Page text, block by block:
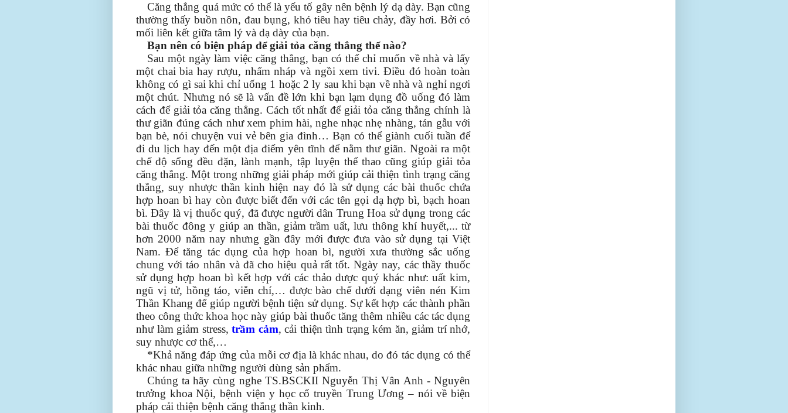
Căng thẳng quá mức có thể là yếu tố gây nên bệnh lý dạ dày. Bạn cũng
thường thấy buồn nôn, đau bụng, khó tiêu hay tiêu chảy, đầy hơi. Bởi có
mối liên kết giữa tâm lý và dạ dày của bạn.
Bạn nên có biện pháp để giải tỏa căng thẳng thế nào?
Sau một ngày làm việc căng thẳng, bạn có thể chỉ muốn về nhà và lấy
một chai bia hay rượu, nhấm nháp và ngồi xem tivi. Điều đó hoàn toàn
không có gì sai khi chỉ uống 1 hoặc 2 ly sau khi bạn về nhà và nghỉ ngơi
một chút. Nhưng nó sẽ là vấn đề lớn khi bạn lạm dụng đồ uống đó làm
cách để giải tỏa căng thẳng. Cách tốt nhất để giải tỏa căng thẳng chính là
thư giãn đúng cách như xem phim hài, nghe nhạc nhẹ nhàng, tán gẫu với
bạn bè, nói chuyện vui vẻ bên gia đình… Bạn có thể giành cuối tuần để
đi du lịch hay đến một địa điểm yên tĩnh để nằm thư giãn. Ngoài ra một
chế độ sống đều đặn, lành mạnh, tập luyện thể thao cũng giúp giải tỏa
căng thẳng. Một trong những giải pháp mới giúp cải thiện tình trạng căng
thẳng, suy nhược thần kinh hiện nay đó là sử dụng các bài thuốc chứa
hợp hoan bì hay còn được biết đến với các tên gọi dạ hợp bì, bạch hoan
bì. Đây là vị thuốc quý, đã được người dân Trung Hoa sử dụng trong các
bài thuốc đông y giúp an thần, giảm trầm uất, lưu thông khí huyết,... từ
hơn 2000 năm nay nhưng gần đây mới được đưa vào sử dụng tại Việt
Nam. Để tăng tác dụng của hợp hoan bì, người xưa thường sắc uống
chung với táo nhân và đã cho hiệu quả rất tốt. Ngày nay, các thầy thuốc
sử dụng hợp hoan bì kết hợp với các thảo dược quý khác như: uất kim,
ngũ vị tử, hồng táo, viễn chí,… được bào chế dưới dạng viên nén Kim
Thần Khang để giúp người bệnh tiện sử dụng. Sự kết hợp các thành phần
theo công thức khoa học này giúp bài thuốc tăng thêm nhiều các tác dụng
như làm giảm stress, trầm cảm, cải thiện tình trạng kém ăn, giảm trí nhớ,
suy nhược cơ thể,…
*Khả năng đáp ứng của mỗi cơ địa là khác nhau, do đó tác dụng có thể
khác nhau giữa những người dùng sản phẩm.
Chúng ta hãy cùng nghe TS.BSCKII Nguyễn Thị Vân Anh - Nguyên
trưởng khoa Nội, bệnh viện y học cổ truyền Trung Ương – nói về biện
pháp cải thiện bệnh căng thẳng thần kinh.